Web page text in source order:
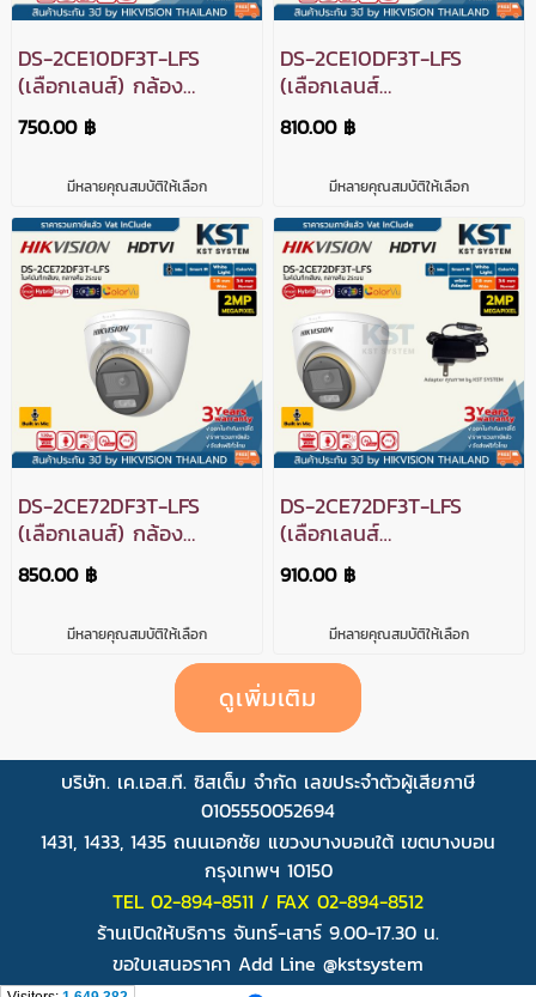
DS-2CE10DF3T-LFS
(เลือกเลนส์) กล้อง
วงจรปิด Hikvision
Smart Hybrid Light
2MP (ไมค์)
750.00 ฿
มีหลายคุณสมบัติให้เลือก
DS-2CE10DF3T-LFS
(เลือกเลนส์
พร้อมAdapter) กล้อง
วงจรปิด Hikvision
with ColorVu HDTVI
2MP (ไมค์)
810.00 ฿
มีหลายคุณสมบัติให้เลือก
DS-2CE72DF3T-LFS
(เลือกเลนส์) กล้อง
วงจรปิด Hikvision
Smart Hybrid Light
2MP (ไมค์)
850.00 ฿
มีหลายคุณสมบัติให้เลือก
DS-2CE72DF3T-LFS
(เลือกเลนส์
พร้อมAdapter) กล้อง
วงจรปิด Hikvision
with ColorVu HDTVI
2MP (ไมค์)
910.00 ฿
มีหลายคุณสมบัติให้เลือก
ดูเพิ่มเติม
บริษัท. เค.เอส.ที. ซิสเต็ม จำกัด เลขประจำตัวผู้เสียภาษี
0105550052694
1431, 1433, 1435 ถนนเอกชัย แขวงบางบอนใต้ เขตบางบอน
กรุงเทพฯ 10150
TEL 02-894-8511 / FAX 02-894-8512
ร้านเปิดให้บริการ จันทร์-เสาร์ 9.00-17.30 น.
ขอใบเสนอราคา Add Line @kstsystem